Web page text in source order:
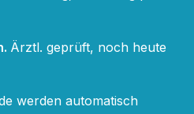
. Ärztl. geprüft, noch heute
werden automatisch